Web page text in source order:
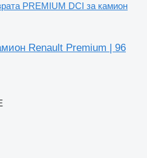
PREMIUM DCI за камион
Renault Premium | 96